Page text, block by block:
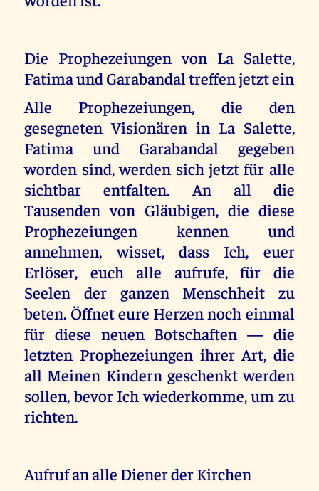
Die Prophezeiungen von La Salette,
Fatima und Garabandal treffen jetzt ein
Alle Prophezeiungen, die den
gesegneten Visionären in La Salette,
Fatima und Garabandal gegeben
worden sind, werden sich jetzt für alle
sichtbar entfalten. An all die
Tausenden von Gläubigen, die diese
Prophezeiungen kennen und
annehmen, wisset, dass Ich, euer
Erlöser, euch alle aufrufe, für die
Seelen der ganzen Menschheit zu
beten. Öffnet eure Herzen noch einmal
für diese neuen Botschaften — die
letzten Prophezeiungen ihrer Art, die
all Meinen Kindern geschenkt werden
sollen, bevor Ich wiederkomme, um zu
richten.
Aufruf an alle Diener der Kirchen